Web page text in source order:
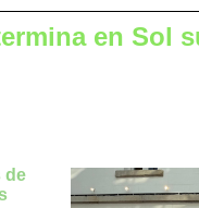
en Sol
de